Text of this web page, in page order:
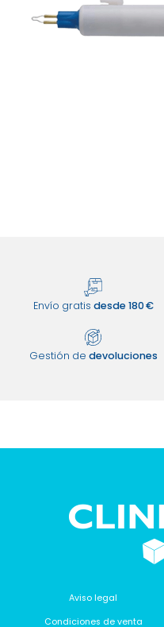
Envío gratis desde 180 €
Gestión de devoluciones
Aviso legal
Condiciones de venta